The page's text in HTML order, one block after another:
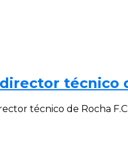
técnico
técnico de Rocha F.C.